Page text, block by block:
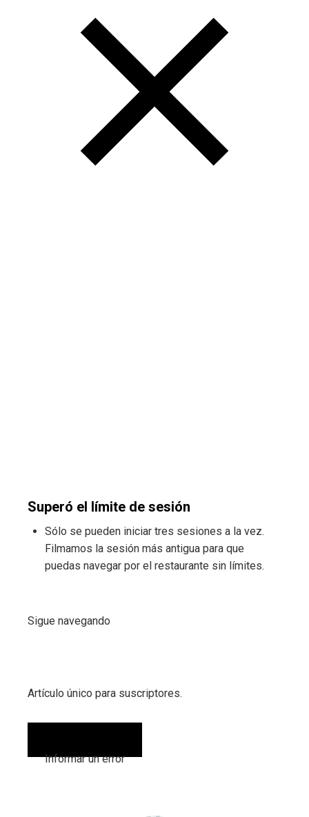
Superó el límite de sesión
Sólo se pueden iniciar tres sesiones a la vez.
Filmamos la sesión más antigua para que
puedas navegar por el restaurante sin límites.
Sigue navegando
Artículo único para suscriptores.
Informar un error